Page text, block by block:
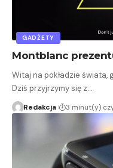
GADŻETY
Montblanc
Witaj na pokładzie
Dziś przyjrzymy się z…
Redakcja 3 minut(y)